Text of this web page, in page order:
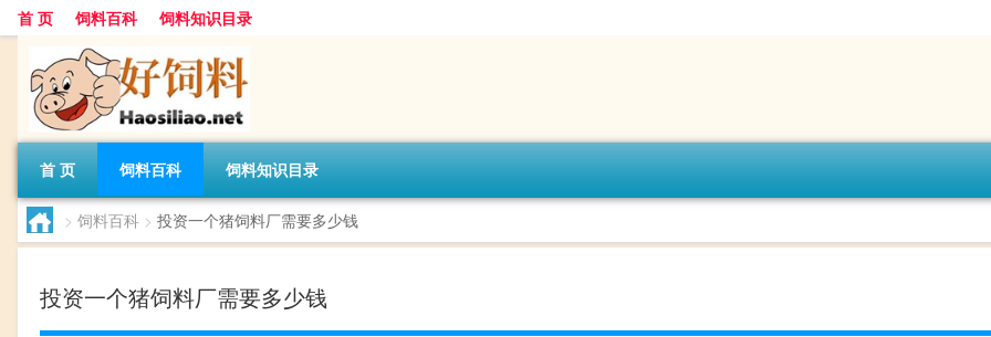
首 页 饲料百科 饲料知识目录
首 页 饲料百科 饲料知识目录
> 饲料百科 > 投资一个猪饲料厂需要多少钱
投资一个猪饲料厂需要多少钱